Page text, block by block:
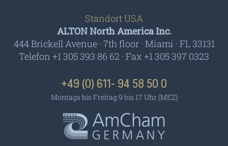
Standort USA
ALTON North America Inc.
444 Brickell Avenue · 7th floor · Miami · FL 33131
Telefon +1 305 393 86 62 · Fax +1 305 397 0323
+49 (0) 611- 94 58 50 0
Montags bis Freitag 9 bis 17 Uhr (MEZ)